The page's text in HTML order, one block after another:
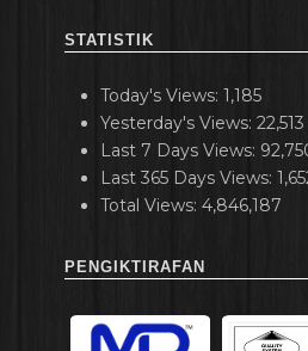
STATISTIK
Today's Views: 1,185
Yesterday's Views: 22,513
Last 7 Days Views:
Last 365 Days Views:
Total Views: 4,846,187
PENGIKTIRAFAN